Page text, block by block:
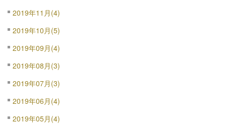
2019年11月(4)
2019年10月(5)
2019年09月(4)
2019年08月(3)
2019年07月(3)
2019年06月(4)
2019年05月(4)